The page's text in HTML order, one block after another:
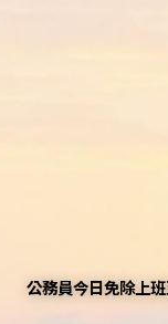
公務員今日免除上